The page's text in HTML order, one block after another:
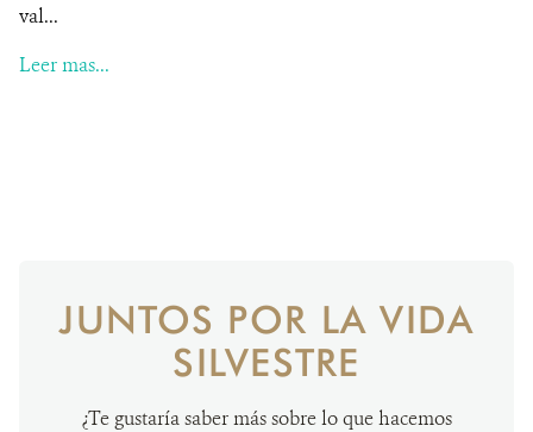
val...
Leer mas...
JUNTOS POR LA VIDA
SILVESTRE
¿Te gustaría saber más sobre lo que hacemos